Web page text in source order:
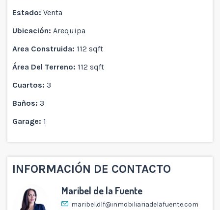
Estado: Venta
Ubicación: Arequipa
Area Construida:
112 sqft
Área Del Terreno:
112 sqft
Cuartos: 3
Baños: 3
Garage: 1
INFORMACIÓN DE CONTACTO
Maribel de la Fuente
maribel.dlf@inmobiliariadelafuente.com